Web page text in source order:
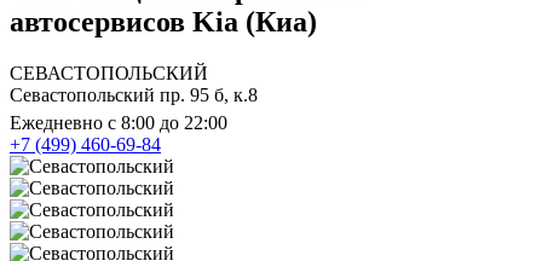
автосервисов Kia (Киа)
СЕВАСТОПОЛЬСКИЙ
Севастопольский пр. 95 б, к.8
Ежедневно с 8:00 до 22:00
+7 (499) 460-69-84